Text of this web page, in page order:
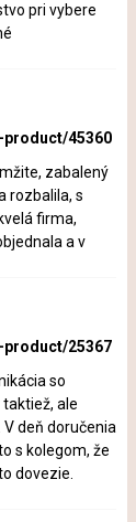
pri vybere
45360
zabalený
rozbalila, s
firma,
a v
25367
so
ale
deň doručenia
s kolegom, že
dovezie.